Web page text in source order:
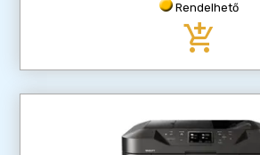
Rendelhető
add_shopping_cart